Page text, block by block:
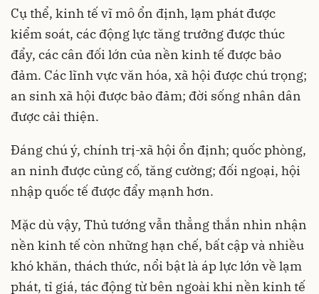
Cụ thể, kinh tế vĩ mô ổn định, lạm phát được
kiểm soát, các động lực tăng trưởng được thúc
đẩy, các cân đối lớn của nền kinh tế được bảo
đảm. Các lĩnh vực văn hóa, xã hội được chú trọng;
an sinh xã hội được bảo đảm; đời sống nhân dân
được cải thiện.
Đáng chú ý, chính trị-xã hội ổn định; quốc phòng,
an ninh được củng cố, tăng cường; đối ngoại, hội
nhập quốc tế được đẩy mạnh hơn.
Mặc dù vậy, Thủ tướng vẫn thẳng thắn nhìn nhận
nền kinh tế còn những hạn chế, bất cập và nhiều
khó khăn, thách thức, nổi bật là áp lực lớn về lạm
phát, tỉ giá, tác động từ bên ngoài khi nền kinh tế